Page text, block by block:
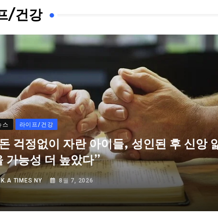
/건강
스 라이프/건강
걱정없이 자란 아이들, 성인된 후 신앙
가능성 더 높았다”
K.A TIMES NY 8월 7, 2026